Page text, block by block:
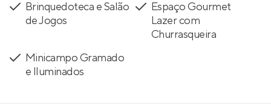
Brinquedoteca e Salão
de Jogos
Espaço Gourmet
Lazer com
Churrasqueira
Minicampo Gramado
e Iluminados